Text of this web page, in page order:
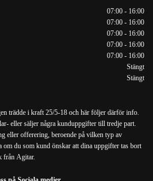
07:00 - 16:00
07:00 - 16:00
07:00 - 16:00
07:00 - 16:00
07:00 - 16:00
Stängt
Stängt
trädde i kraft 25/5-18 och här följer därför info.
eller säljer några kunduppgifter till tredje part.
eller offerering, beroende på vilken typ av
du som kund önskar att dina uppgifter tas bort
från Agitar.